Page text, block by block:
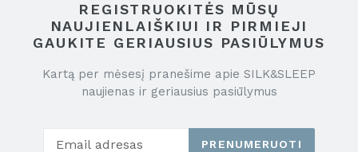
REGISTRUOKITĖS MŪSŲ
NAUJIENLAIŠKIUI IR PIRMIEJI
GAUKITE GERIAUSIUS PASIŪLYMUS
Kartą per mėsesį pranešime apie SILK&SLEEP
naujienas ir geriausius pasiūlymus
PRENUMERUOTI